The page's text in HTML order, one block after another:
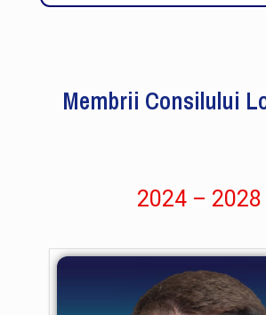
Membrii Consilului
2024 – 2028